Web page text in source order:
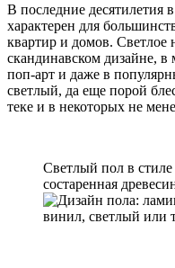
В последние десятилетия
характерен для
квартир и домов.
скандинавском дизайне,
поп-арт и даже в
светлый, да еще порой
теке и в некоторых не
Светлый пол в
состаренная